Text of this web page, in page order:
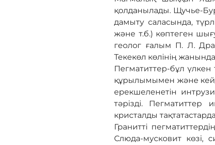
қолданылады. Щучье-
дамыту саласында,
және т.б.) көптеген
геолог ғалым П. Л.
Текекөл көлінің
Пегматиттер-бұл үлкен
құрылымымен және
ерекшеленетін
тәрізді.
кристалды
Гранитті
Слюда-мусковит көзі,